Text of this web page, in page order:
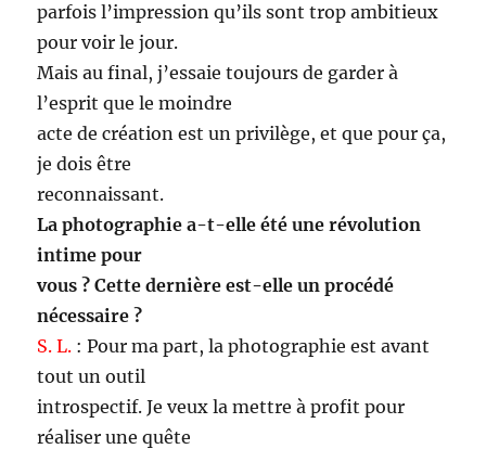
parfois l’impression qu’ils sont trop ambitieux
pour voir le jour.
Mais au final, j’essaie toujours de garder à
l’esprit que le moindre
acte de création est un privilège, et que pour ça,
je dois être
reconnaissant.
La photographie a-t-elle été une révolution
intime pour
vous ? Cette dernière est-elle un procédé
nécessaire ?
S. L. : Pour ma part, la photographie est avant
tout un outil
introspectif. Je veux la mettre à profit pour
réaliser une quête